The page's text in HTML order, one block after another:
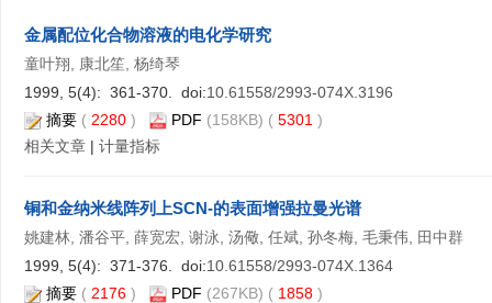
金属配位化合物溶液的电化学研究
童叶翔, 康北笙, 杨绮琴
1999, 5(4): 361-370. doi:10.61558/2993-074X.3196
摘要 ( 2280 ) PDF (158KB) ( 5301 )
相关文章 | 计量指标
铜和金纳米线阵列上SCN-的表面增强拉曼光谱
姚建林, 潘谷平, 薛宽宏, 谢泳, 汤儆, 任斌, 孙冬梅, 毛秉伟, 田中群
1999, 5(4): 371-376. doi:10.61558/2993-074X.1364
摘要 ( 2176 ) PDF (267KB) ( 1858 )